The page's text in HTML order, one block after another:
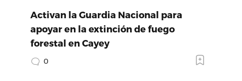
Activan la Guardia Nacional para
apoyar en la extinción de fuego
forestal en Cayey
0